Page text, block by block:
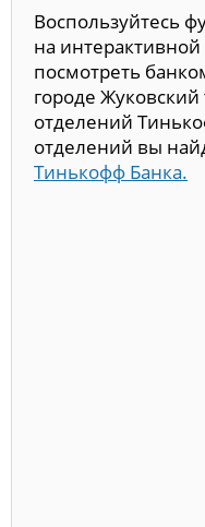
Воспользуйтесь
на
посмотреть
городе
отделений
отделений вы
Тинькофф Банка.